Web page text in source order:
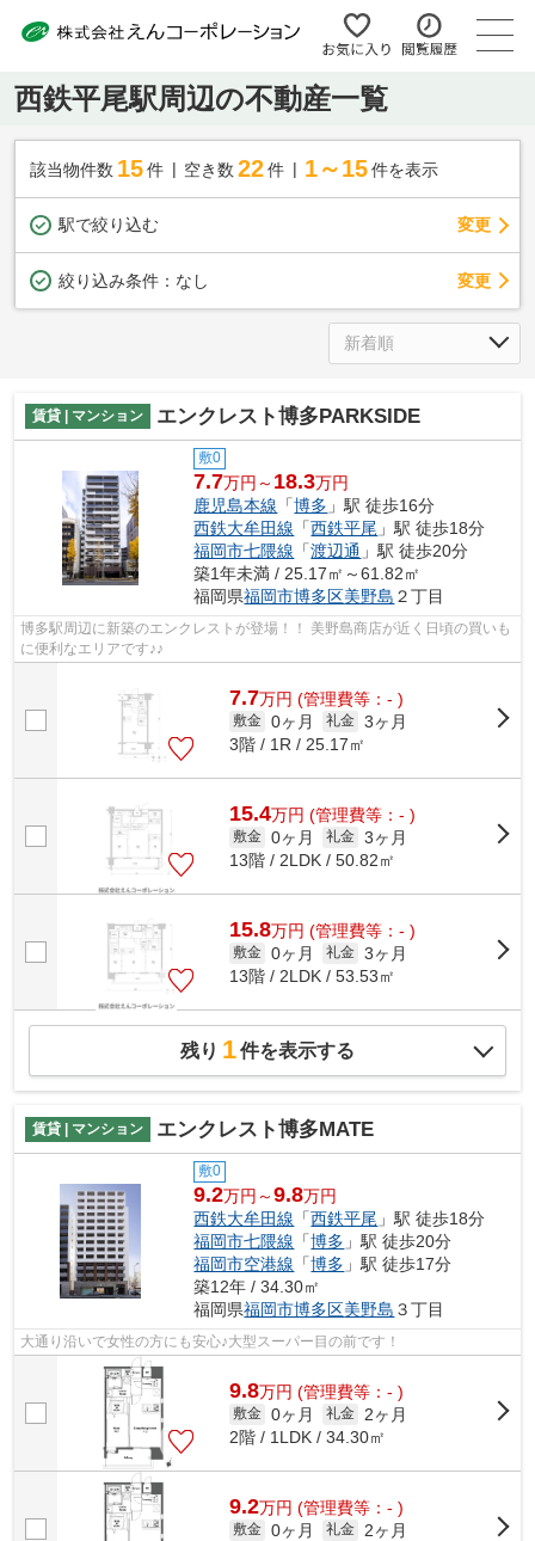
西鉄平尾駅周辺の不動産一覧
該当物件数 15件 空き数 22 件 1～15 件を表示
駅で絞り込む 変更
絞り込み条件： なし 変更
賃貸 | マンション エンクレスト博多PARKSIDE
敷0
7.7万円～ 18.3万円
鹿児島本線 「博多 」駅 徒歩16分
西鉄大牟田線 「西鉄平尾 」駅 徒歩18分
福岡市七隈線 「渡辺通 」駅 徒歩20分
築1年未満 / 25.17㎡～61.82㎡
福岡県福岡市博多区美野島 ２丁目
博多駅周辺に新築のエンクレストが登場！！ 美野島商店が近く日頃の買いも
に便利なエリアです♪♪
7.7万円 (管理費等：- )
敷金 0ヶ月 礼金 3ヶ月
3階 / 1R / 25.17㎡
15.4万円 (管理費等：- )
敷金 0ヶ月 礼金 3ヶ月
13階 / 2LDK / 50.82㎡
15.8万円 (管理費等：- )
敷金 0ヶ月 礼金 3ヶ月
13階 / 2LDK / 53.53㎡
残り 1件を表示する
賃貸 | マンション エンクレスト博多MATE
敷0
9.2万円～9.8万円
西鉄大牟田線 「西鉄平尾 」駅 徒歩18分
福岡市七隈線 「博多 」駅 徒歩20分
福岡市空港線 「博多 」駅 徒歩17分
築12年 / 34.30㎡
福岡県福岡市博多区美野島 ３丁目
大通り沿いで女性の方にも安心♪大型スーパー目の前です！
9.8万円 (管理費等：- )
敷金 0ヶ月 礼金
2ヶ月
2階 / 1LDK / 34.30㎡
9.2万円 (管理費等：- )
敷金 0ヶ月 礼金
2ヶ月